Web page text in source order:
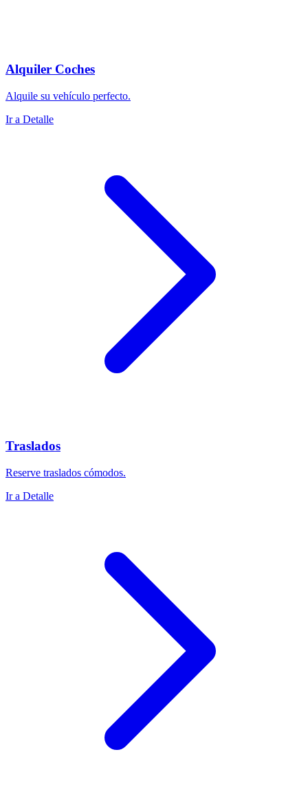
Alquiler Coches
Alquile su vehículo perfecto.
Ir a Detalle
Traslados
Reserve traslados cómodos.
Ir a Detalle